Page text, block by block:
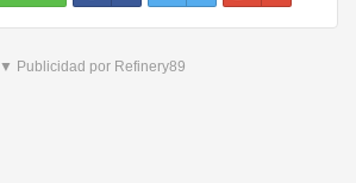
▼ Publicidad por Refinery89